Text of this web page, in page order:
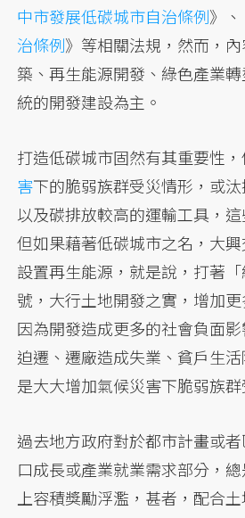
中市發展低碳城市自治條例》
治條例》等相關法規，然而，
築、再生能源開發、綠色產業
統的開發建設為主。
打造低碳城市固然有其重要性
害下的脆弱族群受災情形，或
以及碳排放較高的運輸工具，這
但如果藉著低碳城市之名，大
設置再生能源，就是說，打著
號，大行土地開發之實，增加
因為開發造成更多的社會負面
迫遷、遷廠造成失業、貧戶生
是大大增加氣候災害下脆弱族群
過去地方政府對於都市計畫或
口成長或產業就業需求部分，
上容積獎勵浮濫，甚者，配合